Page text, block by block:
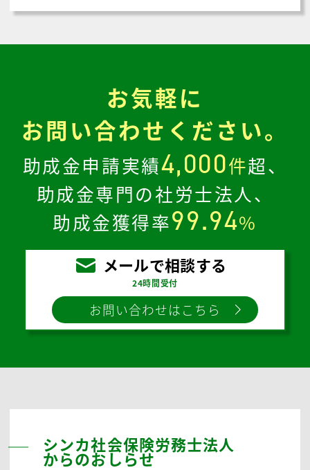
お気軽に
お問い合わせください。
助成金申請実績4,000件超、
助成金専門の社労士法人、
助成金獲得率99.94%
メールで相談する
24時間受付
お問い合わせはこちら
シンカ社会保険労務士法人
からのおしらせ